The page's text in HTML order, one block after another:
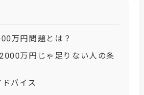
万円問題とは？
万円じゃ足りない人の条
バイス